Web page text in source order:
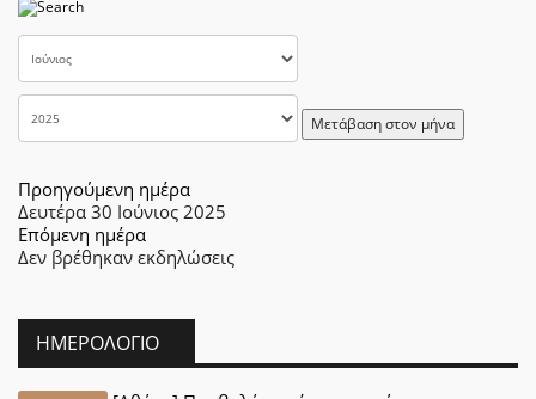
Μετάβαση στον μήνα
Προηγούμενη ημέρα
Δευτέρα 30 Ιούνιος 2025
Επόμενη ημέρα
Δεν βρέθηκαν εκδηλώσεις
ΗΜΕΡΟΛΌΓΙΟ